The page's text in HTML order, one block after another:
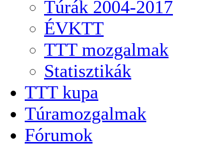
Túrák 2004-2017
ÉVKTT
TTT mozgalmak
Statisztikák
TTT kupa
Túramozgalmak
Fórumok